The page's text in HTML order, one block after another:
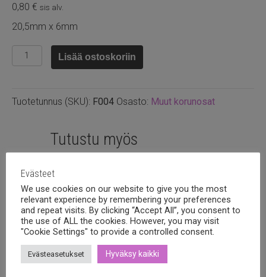
0,80 € sis alv.
20,5mm x 6mm
Silmälasinauhojen
pidike
2
Lisää ostoskoriin
Tuotetunnus (SKU): F004 Osasto: Muut korunosat
Tutustu myös
Evästeet
We use cookies on our website to give you the most
relevant experience by remembering your preferences
and repeat visits. By clicking “Accept All”, you consent to
the use of ALL the cookies. However, you may visit
"Cookie Settings" to provide a controlled consent.
Evästeasetukset Hyväksy kaikki